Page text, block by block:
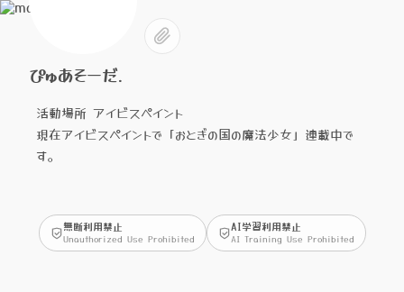
ぴゅあそーだ.
活動場所 アイビスペイント
現在アイビスペイントで「おとぎの国の魔法少女」連載中で
す。
無断利用禁止
Unauthorized Use Prohibited
AI学習利用禁止
AI Training Use Prohibited